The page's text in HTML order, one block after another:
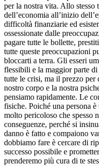
per la nostra vita. Allo stesso
dell’economia all’inizio
difficoltà finanziarie ed
ossessionate dalle
pagare tutte le bollette,
tutte queste preoccupazioni
bloccarti a terra. Gli esseri
flessibili e la maggior parte
tutte le crisi, ma il prezzo per
nostro corpo e la nostra
pensiamo rapidamente. Le
fisiche. Poiché una persona
molto pericoloso che spesso
conseguenze, perché si
danno è fatto e compaiono
dobbiamo fare è cercare di
successo possibile e
prenderemo più cura di te